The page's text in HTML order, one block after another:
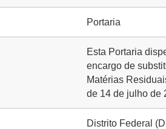
Portaria
Esta Portaria
encargo de
Matérias
de 14 de julho de
Distrito Federal